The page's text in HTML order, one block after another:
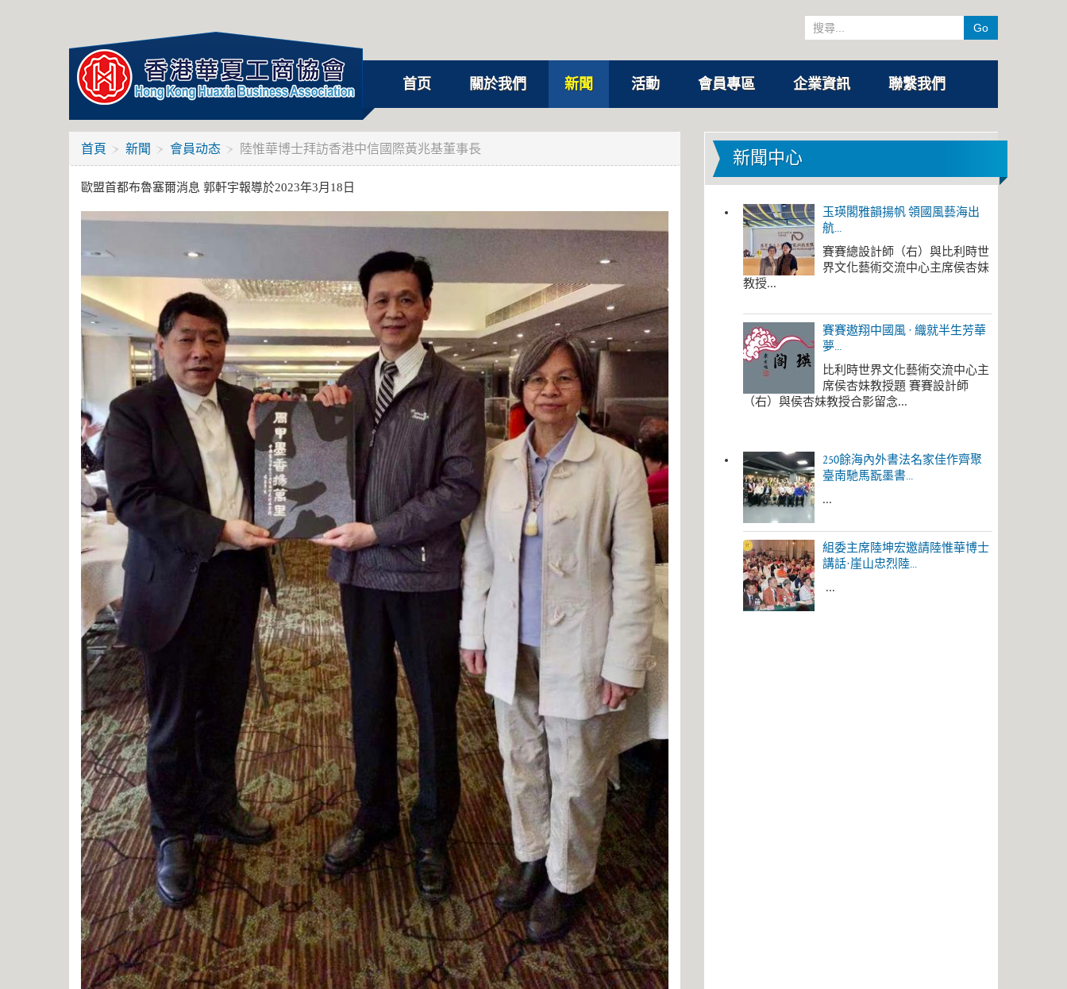
Go
首页 關於我們 新聞 活動 會員專區 企業資訊 聯繫我們
首頁 新聞 會員动态 陸惟華博士拜訪香港中信國際黃兆基董事長
歐盟首都布魯塞爾消息 郭軒宇報導於2023年3月18日
新聞中心
玉瑛閣雅韻揚帆 領國風藝海出
航...
賽賽總設計師（右）與比利時世
界文化藝術交流中心主席侯杏妹
教授...
賽賽遨翔中國風 · 織就半生芳華
夢...
比利時世界文化藝術交流中心主
席侯杏妹教授題 賽賽設計師
（右）與侯杏妹教授合影留念...
250餘海內外書法名家佳作齊聚
臺南馳馬翫墨書...
...
組委主席陸坤宏邀請陸惟華博士
講話·崖山忠烈陸...
...